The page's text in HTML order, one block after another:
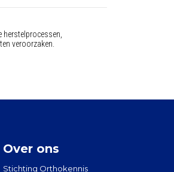
herstelprocessen,
veroorzaken.
Over ons
Stichting Orthokennis